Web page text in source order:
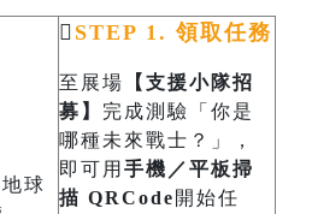
 STEP 1. 領取任務
至展場
【支援小隊招
募】 完成測驗「你是
哪種未來戰士？」，
即可用 手機／平板掃
描 QRCode 開始任